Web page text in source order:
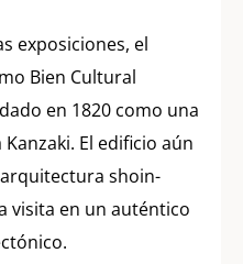
exposiciones, el
Bien Cultural
en 1820 como una
El edificio aún
shoin-
visita en un auténtico